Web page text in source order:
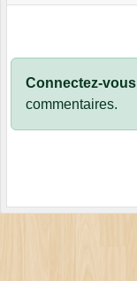
Connectez-vous
commentaires.